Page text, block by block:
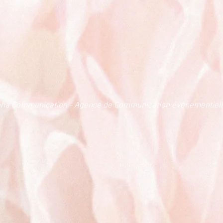
Communication - Agence de Communication